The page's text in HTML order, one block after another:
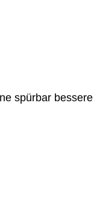
spürbar bessere